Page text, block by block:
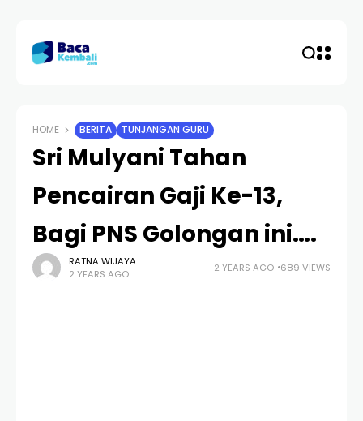
HOME BERITA TUNJANGAN GURU
Sri Mulyani Tahan
Pencairan Gaji Ke-13,
Bagi PNS Golongan ini….
RATNA WIJAYA
2 YEARS AGO
2 YEARS AGO 689 VIEWS